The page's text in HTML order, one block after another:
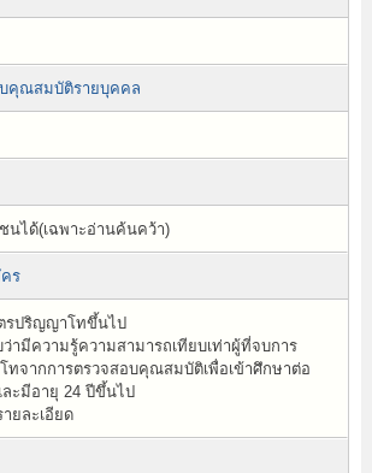
คุณสมบัติรายบุคคล
นได้(เฉพาะอ่านค้นคว้า)
ร
รปริญญาโทขึ้นไป
ามีความรู้ความสามารถเทียบเท่าผู้ที่จบการ
จากการตรวจสอบคุณสมบัติเพื่อเข้าศึกษาต่อ
ะมีอายุ 24 ปีขึ้นไป
ยละเอียด